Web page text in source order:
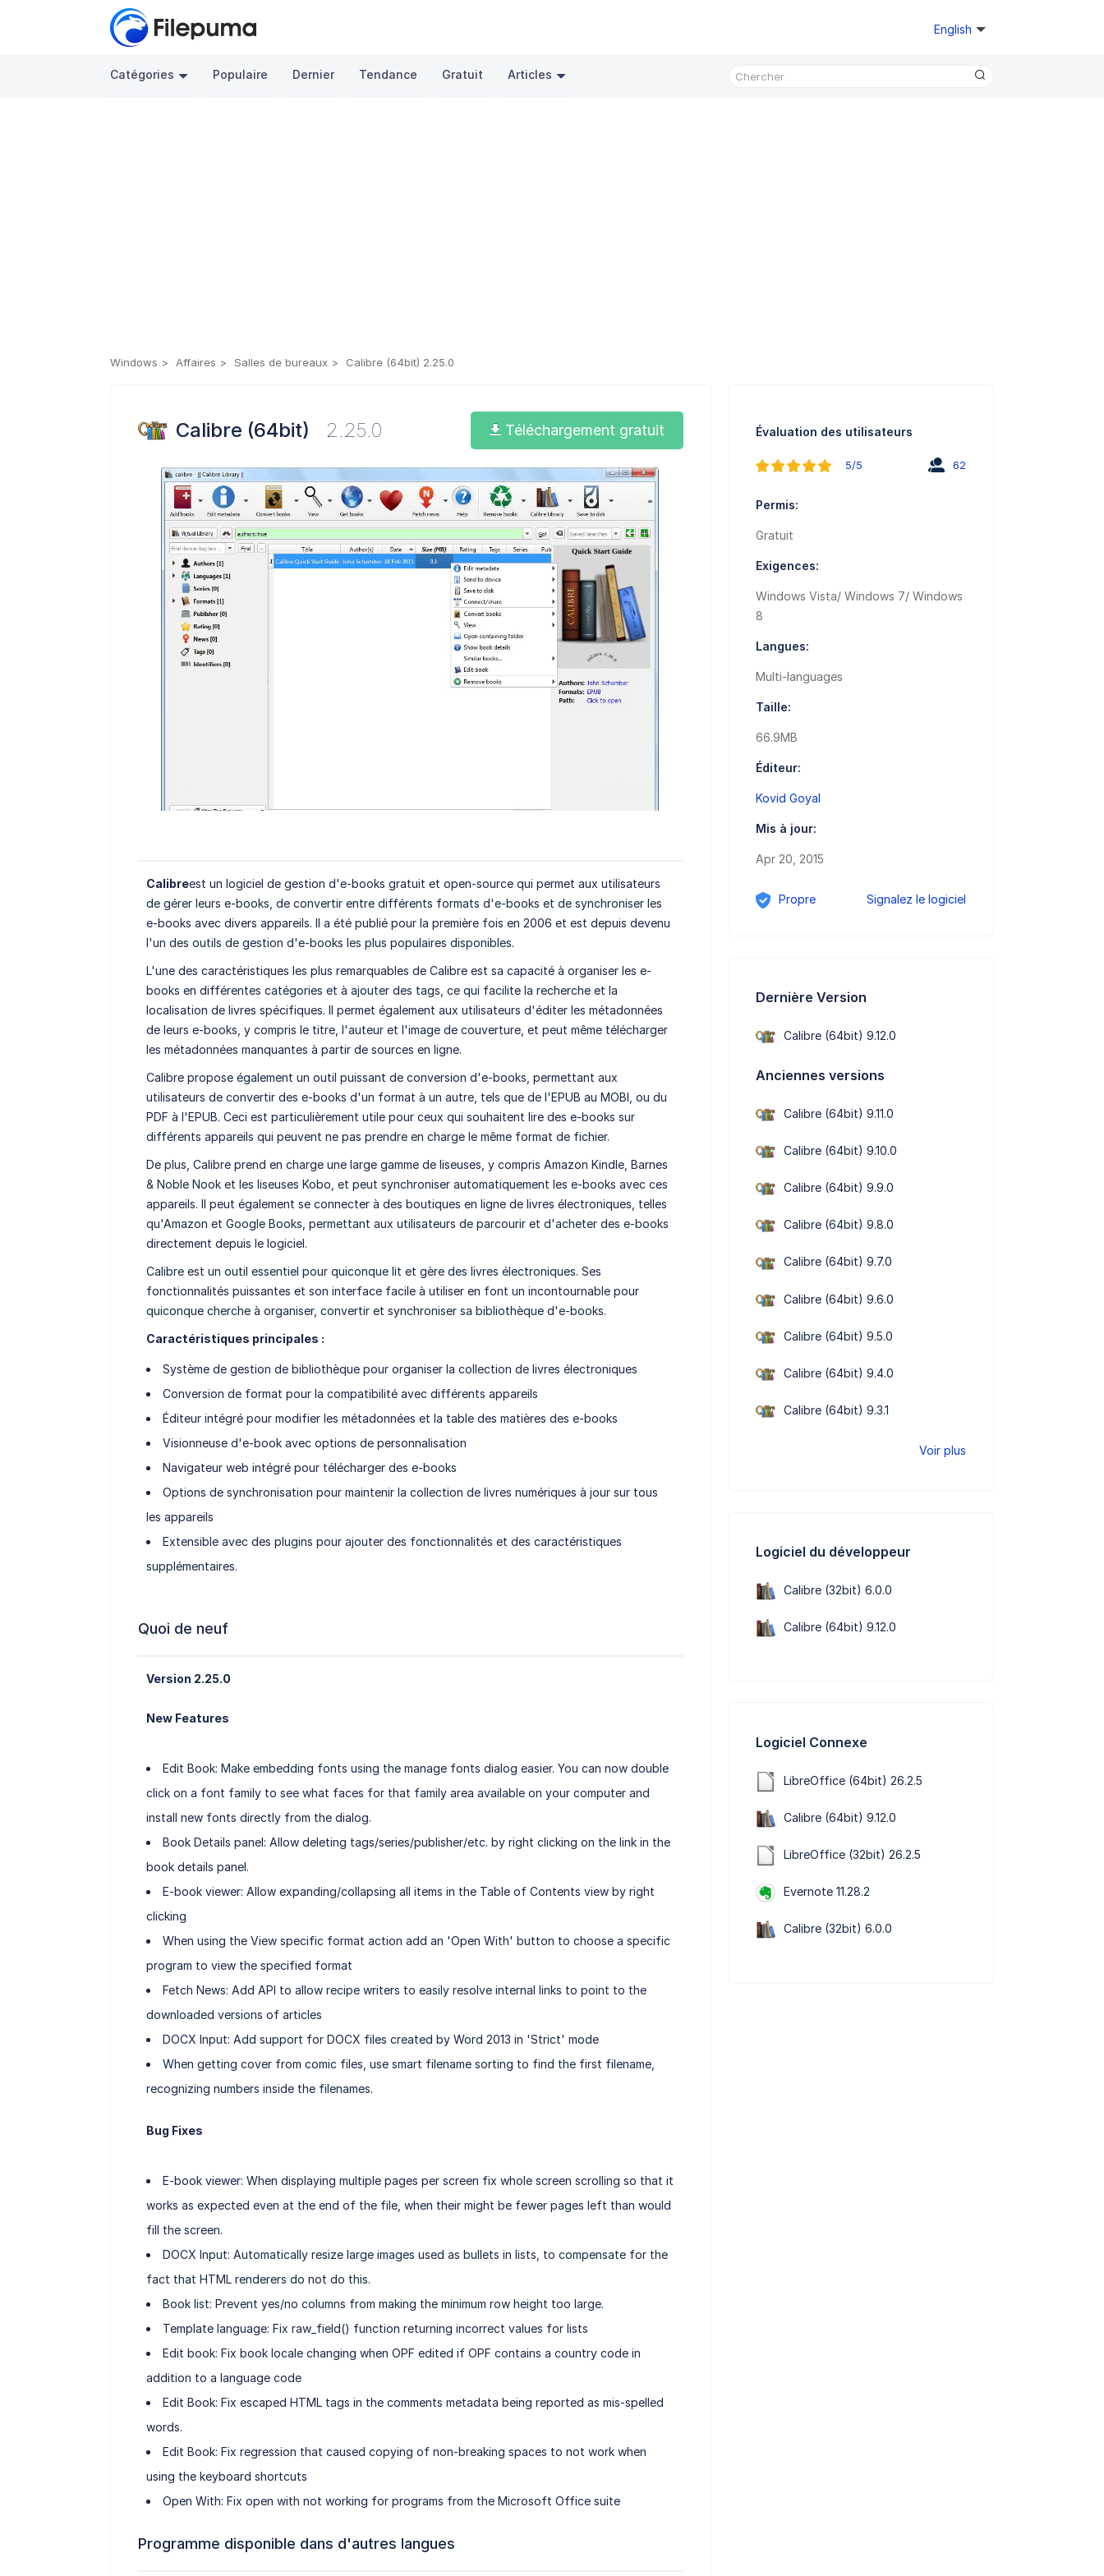
English
Catégories Populaire Dernier Tendance Gratuit Articles
Windows Affaires Salles de bureaux Calibre (64bit) 2.25.0
Calibre (64bit) 2.25.0 Téléchargement gratuit
Calibreest un logiciel de gestion d'e-books gratuit et open-source qui permet aux utilisateurs
de gérer leurs e-books, de convertir entre différents formats d'e-books et de synchroniser les
e-books avec divers appareils. Il a été publié pour la première fois en 2006 et est depuis devenu
l'un des outils de gestion d'e-books les plus populaires disponibles.
L'une des caractéristiques les plus remarquables de Calibre est sa capacité à organiser les e-
books en différentes catégories et à ajouter des tags, ce qui facilite la recherche et la
localisation de livres spécifiques. Il permet également aux utilisateurs d'éditer les métadonnées
de leurs e-books, y compris le titre, l'auteur et l'image de couverture, et peut même télécharger
les métadonnées manquantes à partir de sources en ligne.
Calibre propose également un outil puissant de conversion d'e-books, permettant aux
utilisateurs de convertir des e-books d'un format à un autre, tels que de l'EPUB au MOBI, ou du
PDF à l'EPUB. Ceci est particulièrement utile pour ceux qui souhaitent lire des e-books sur
différents appareils qui peuvent ne pas prendre en charge le même format de fichier.
De plus, Calibre prend en charge une large gamme de liseuses, y compris Amazon Kindle, Barnes
& Noble Nook et les liseuses Kobo, et peut synchroniser automatiquement les e-books avec ces
appareils. Il peut également se connecter à des boutiques en ligne de livres électroniques, telles
qu'Amazon et Google Books, permettant aux utilisateurs de parcourir et d'acheter des e-books
directement depuis le logiciel.
Calibre est un outil essentiel pour quiconque lit et gère des livres électroniques. Ses
fonctionnalités puissantes et son interface facile à utiliser en font un incontournable pour
quiconque cherche à organiser, convertir et synchroniser sa bibliothèque d'e-books.
Caractéristiques principales :
Système de gestion de bibliothèque pour organiser la collection de livres électroniques
Conversion de format pour la compatibilité avec différents appareils
Éditeur intégré pour modifier les métadonnées et la table des matières des e-books
Visionneuse d'e-book avec options de personnalisation
Navigateur web intégré pour télécharger des e-books
Options de synchronisation pour maintenir la collection de livres numériques à jour sur tous
les appareils
Extensible avec des plugins pour ajouter des fonctionnalités et des caractéristiques
supplémentaires.
Quoi de neuf
Version 2.25.0
New Features
Edit Book: Make embedding fonts using the manage fonts dialog easier. You can now double
click on a font family to see what faces for that family area available on your computer and
install new fonts directly from the dialog.
Book Details panel: Allow deleting tags/series/publisher/etc. by right clicking on the link in the
book details panel.
E-book viewer: Allow expanding/collapsing all items in the Table of Contents view by right
clicking
When using the View specific format action add an 'Open With' button to choose a specific
program to view the specified format
Fetch News: Add API to allow recipe writers to easily resolve internal links to point to the
downloaded versions of articles
DOCX Input: Add support for DOCX files created by Word 2013 in 'Strict' mode
When getting cover from comic files, use smart filename sorting to find the first filename,
recognizing numbers inside the filenames.
Bug Fixes
E-book viewer: When displaying multiple pages per screen fix whole screen scrolling so that it
works as expected even at the end of the file, when their might be fewer pages left than would
fill the screen.
DOCX Input: Automatically resize large images used as bullets in lists, to compensate for the
fact that HTML renderers do not do this.
Book list: Prevent yes/no columns from making the minimum row height too large.
Template language: Fix raw_field() function returning incorrect values for lists
Edit book: Fix book locale changing when OPF edited if OPF contains a country code in
addition to a language code
Edit Book: Fix escaped HTML tags in the comments metadata being reported as mis-spelled
words.
Edit Book: Fix regression that caused copying of non-breaking spaces to not work when
using the keyboard shortcuts
Open With: Fix open with not working for programs from the Microsoft Office suite
Programme disponible dans d'autres langues
Évaluation des utilisateurs
5/5 62
Permis:
Gratuit
Exigences:
Windows Vista/ Windows 7/ Windows
8
Langues:
Multi-languages
Taille:
66.9MB
Éditeur:
Kovid Goyal
Mis à jour:
Apr 20, 2015
Propre Signalez le logiciel
Dernière Version
Calibre (64bit) 9.12.0
Anciennes versions
Calibre (64bit) 9.11.0
Calibre (64bit) 9.10.0
Calibre (64bit) 9.9.0
Calibre (64bit) 9.8.0
Calibre (64bit) 9.7.0
Calibre (64bit) 9.6.0
Calibre (64bit) 9.5.0
Calibre (64bit) 9.4.0
Calibre (64bit) 9.3.1
Voir plus
Logiciel du développeur
Calibre (32bit) 6.0.0
Calibre (64bit) 9.12.0
Logiciel Connexe
LibreOffice (64bit) 26.2.5
Calibre (64bit) 9.12.0
LibreOffice (32bit) 26.2.5
Evernote 11.28.2
Calibre (32bit) 6.0.0